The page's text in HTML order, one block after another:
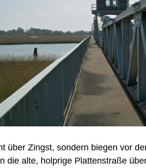
über Zingst, sondern biegen vor
die alte, holprige Plattenstraße